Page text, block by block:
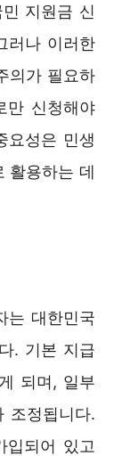
지원금 신
러나 이러한
의가 필요하
만 신청해야
요성은 민생
활용하는 데
는 대한민국
. 기본 지급
되며, 일부
조정됩니다.
입되어 있고